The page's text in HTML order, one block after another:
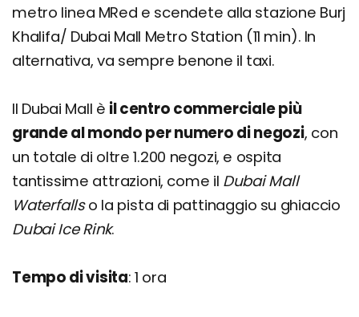
metro linea MRed e scendete alla stazione Burj
Khalifa/ Dubai Mall Metro Station (11 min). In
alternativa, va sempre benone il taxi.
Il Dubai Mall è il centro commerciale più
grande al mondo per numero di negozi, con
un totale di oltre 1.200 negozi, e ospita
tantissime attrazioni, come il Dubai Mall
Waterfallso la pista di pattinaggio su ghiaccio
Dubai Ice Rink.
Tempo di visita: 1 ora